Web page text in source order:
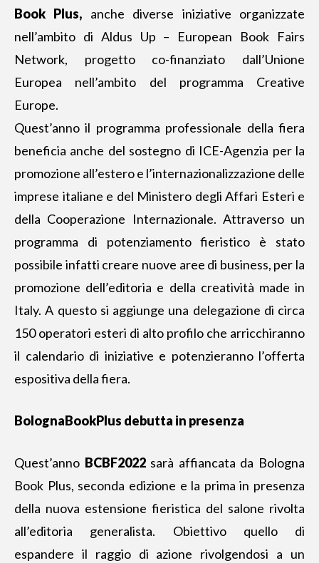
Book Plus, anche diverse iniziative organizzate
nell’ambito di Aldus Up – European Book Fairs
Network, progetto co-finanziato dall’Unione
Europea nell’ambito del programma Creative
Europe.
Quest’anno il programma professionale della fiera
beneficia anche del sostegno di ICE-Agenzia per la
promozione all’estero e l’internazionalizzazione delle
imprese italiane e del Ministero degli Affari Esteri e
della Cooperazione Internazionale. Attraverso un
programma di potenziamento fieristico è stato
possibile infatti creare nuove aree di business, per la
promozione dell’editoria e della creatività made in
Italy. A questo si aggiunge una delegazione di circa
150 operatori esteri di alto profilo che arricchiranno
il calendario di iniziative e potenzieranno l’offerta
espositiva della fiera.
BolognaBookPlus debutta in presenza
Quest’anno BCBF2022sarà affiancata da Bologna
Book Plus, seconda edizione e la prima in presenza
della nuova estensione fieristica del salone rivolta
all’editoria generalista. Obiettivo quello di
espandere il raggio di azione rivolgendosi a un